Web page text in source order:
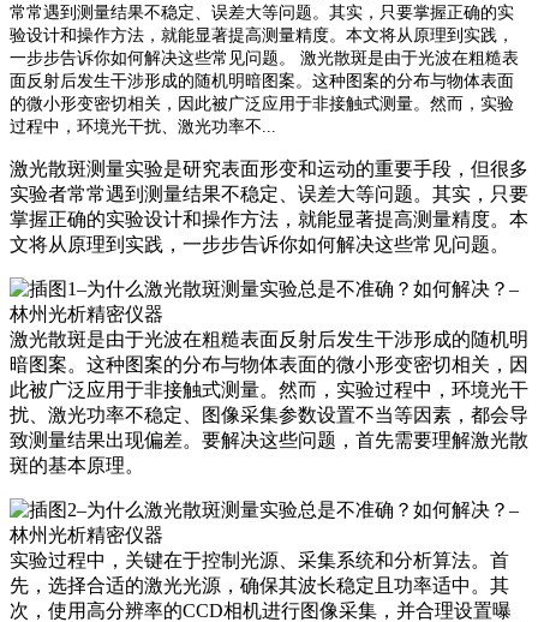
常常遇到测量结果不稳定、误差大等问题。其实，只要掌握正确的实
验设计和操作方法，就能显著提高测量精度。本文将从原理到实践，
一步步告诉你如何解决这些常见问题。 激光散斑是由于光波在粗糙表
面反射后发生干涉形成的随机明暗图案。这种图案的分布与物体表面
的微小形变密切相关，因此被广泛应用于非接触式测量。然而，实验
过程中，环境光干扰、激光功率不...
激光散斑测量实验是研究表面形变和运动的重要手段，但很多
实验者常常遇到测量结果不稳定、误差大等问题。其实，只要
掌握正确的实验设计和操作方法，就能显著提高测量精度。本
文将从原理到实践，一步步告诉你如何解决这些常见问题。
激光散斑是由于光波在粗糙表面反射后发生干涉形成的随机明
暗图案。这种图案的分布与物体表面的微小形变密切相关，因
此被广泛应用于非接触式测量。然而，实验过程中，环境光干
扰、激光功率不稳定、图像采集参数设置不当等因素，都会导
致测量结果出现偏差。要解决这些问题，首先需要理解激光散
斑的基本原理。
实验过程中，关键在于控制光源、采集系统和分析算法。首
先，选择合适的激光光源，确保其波长稳定且功率适中。其
次，使用高分辨率的CCD相机进行图像采集，并合理设置曝